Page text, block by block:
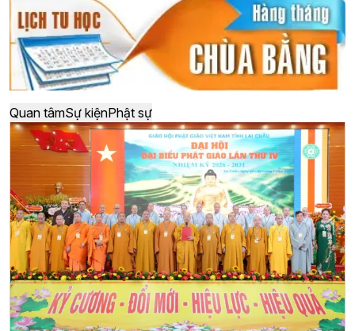
Quan tâmSự kiệnPhật sự